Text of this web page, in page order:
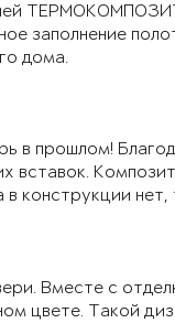
заполнение
дома.
в прошлом!
вставок.
в конструкции
Вместе с
цвете. Такой